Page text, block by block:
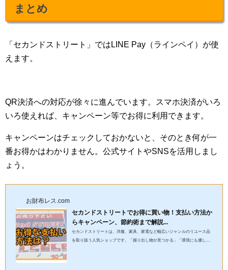
まとめ
「セカンドストリート」ではLINE Pay（ラインペイ）が使
えます。
QR決済への対応が徐々に進んでいます。スマホ決済がいろ
いろ使えれば、キャンペーン等でお得に利用できます。
キャンペーンはチェックしておかないと、そのとき何が一
番お得かはわかりません。公式サイトやSNSを活用しまし
ょう。
お財布レス.com
セカンドストリートでお得に買い物！支払い方法か
らキャンペーン、節約術まで解説...
セカンドストリートは、洋服、家具、家電など幅広いジャンルのリユース品
を取り扱う人気ショップです。「掘り出し物が見つかる」「環境にも優し